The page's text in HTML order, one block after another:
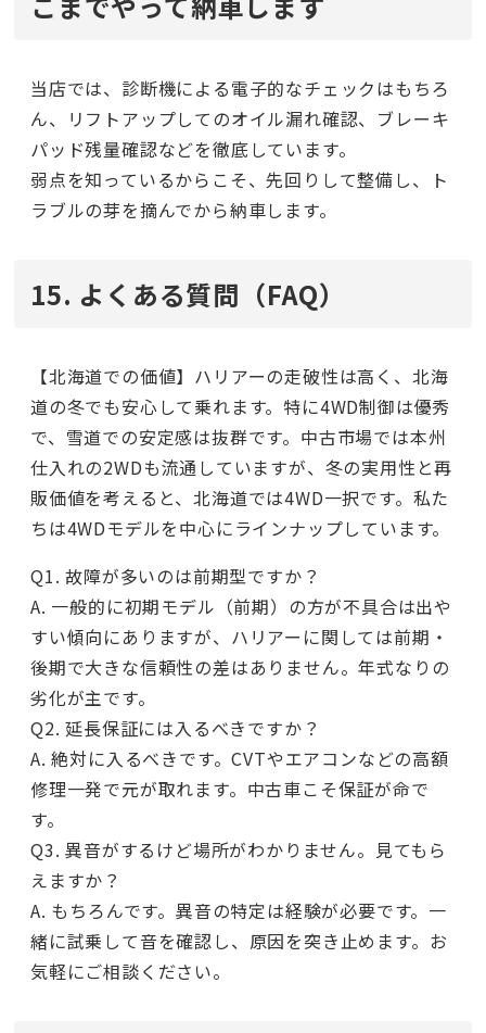
当店では、診断機による電子的なチェックはもちろ
ん、リフトアップしてのオイル漏れ確認、ブレーキ
パッド残量確認などを徹底しています。
弱点を知っているからこそ、先回りして整備し、ト
ラブルの芽を摘んでから納車します。
15. よくある質問（FAQ）
【北海道での価値】ハリアーの走破性は高く、北海
道の冬でも安心して乗れます。特に4WD制御は優秀
で、雪道での安定感は抜群です。中古市場では本州
仕入れの2WDも流通していますが、冬の実用性と再
販価値を考えると、北海道では4WD一択です。私た
ちは4WDモデルを中心にラインナップしています。
Q1. 故障が多いのは前期型ですか？
A. 一般的に初期モデル（前期）の方が不具合は出や
すい傾向にありますが、ハリアーに関しては前期・
後期で大きな信頼性の差はありません。年式なりの
劣化が主です。
Q2. 延長保証には入るべきですか？
A. 絶対に入るべきです。CVTやエアコンなどの高額
修理一発で元が取れます。中古車こそ保証が命で
す。
Q3. 異音がするけど場所がわかりません。見てもら
えますか？
A. もちろんです。異音の特定は経験が必要です。一
緒に試乗して音を確認し、原因を突き止めます。お
気軽にご相談ください。